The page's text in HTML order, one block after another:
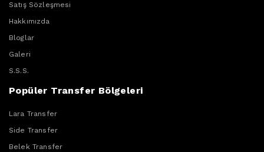
Satış Sözleşmesi
Hakkımızda
Bloglar
Galeri
S.S.S.
Popüler Transfer Bölgeleri
Lara Transfer
Side Transfer
Belek Transfer